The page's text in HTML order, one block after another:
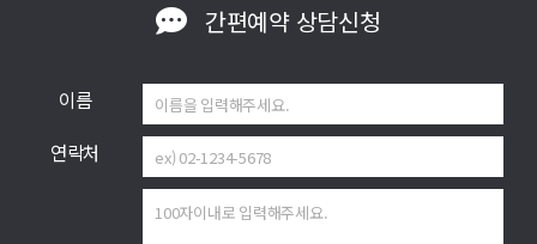
간편예약상담신청
이름
연락처